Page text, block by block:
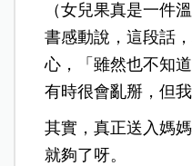
（女兒果真是一件
書感動說，這段話
心，「雖然也不知
有時很會亂掰，但
其實，真正送入媽
就夠了呀。